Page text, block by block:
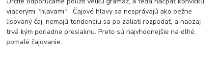
viacerými "hlavami". Čajové hlavy sa nesprávajú ako bežne
lisovaný čaj, nemajú tendenciu sa po zaliati rozpadať, a naozaj
trvá kým poriadne presiaknu. Preto sú najvhodnejšie na dlhé,
pomalé čajovanie.